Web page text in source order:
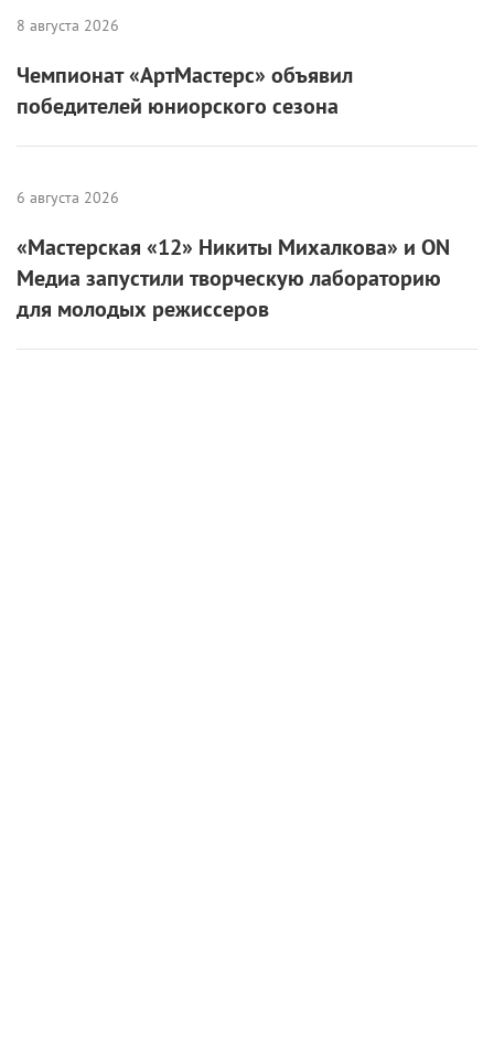
8 августа 2026
Чемпионат «АртМастерс» объявил
победителей юниорского сезона
6 августа 2026
«Мастерская «12» Никиты Михалкова» и ON
Медиа запустили творческую лабораторию
для молодых режиссеров